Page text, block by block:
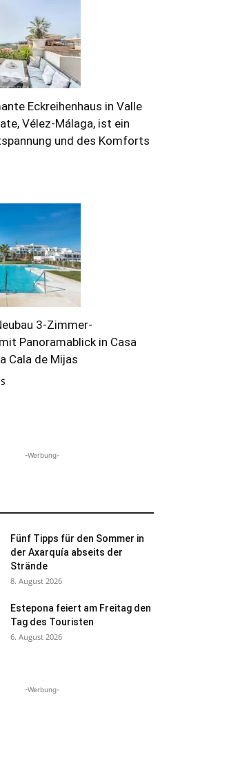
Eckreihenhaus in Valle
Vélez-Málaga, ist ein
und des Komforts
3-Zimmer-
Panoramablick in Casa
Cala de Mijas
-Werbung-
Fünf Tipps für den Sommer in
der Axarquía abseits der
Strände
8. August 2026
Estepona feiert am Freitag den
Tag des Touristen
6. August 2026
-Werbung-